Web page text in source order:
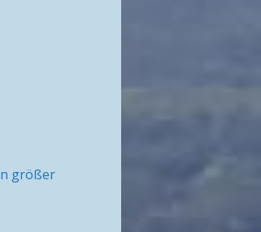
größer